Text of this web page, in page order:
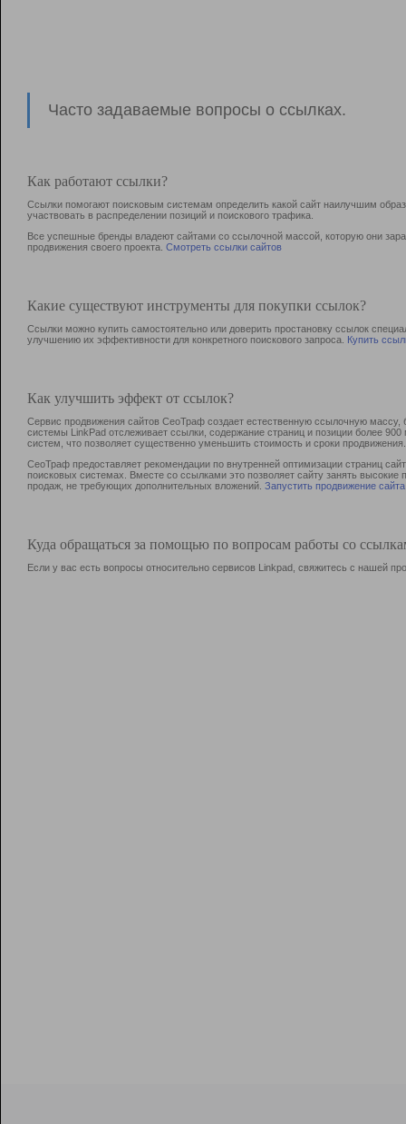
Часто задаваемые вопросы о ссылках.
Как работают ссылки?
Ссылки помогают поисковым системам определить какой сайт наилучшим
участвовать в раcпределении позиций и поискового трафика.
Все успешные бренды владеют сайтами со ссылочной массой, которую они
продвижения своего проекта. Смотреть ссылки сайтов
Какие существуют инструменты для покупки ссылок?
Ссылки можно купить самостоятельно или доверить простановку ссылок
улучшению их эффективности для конкретного поискового запроса. Купить
Как улучшить эффект от ссылок?
Сервис продвижения сайтов СеоТраф создает естественную ссылочную
системы LinkPad отслеживает ссылки, содержание страниц и позиции более
систем, что позволяет существенно уменьшить стоимость и сроки продвижения.
СеоТраф предоставляет рекомендации по внутренней оптимизации страниц
поисковых системах. Вместе со ссылками это позволяет сайту занять
продаж, не требующих дополнительных вложений. Запустить продвижение сайта
Куда обращаться за помощью по вопросам работы со
Если у вас есть вопросы относительно сервисов Linkpad, свяжитесь с нашей